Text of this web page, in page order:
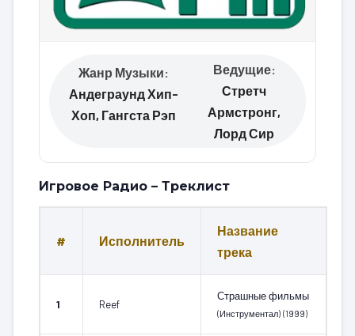
Жанр Музыки:
Андеграунд Хип-
Хоп, Гангста Рэп
Ведущие:
Стретч
Армстронг,
Лорд Сир
Игровое Радио – Треклист
# Исполнитель
Название
трека
1 Reef
Страшные фильмы
(Инструментал) (1999)